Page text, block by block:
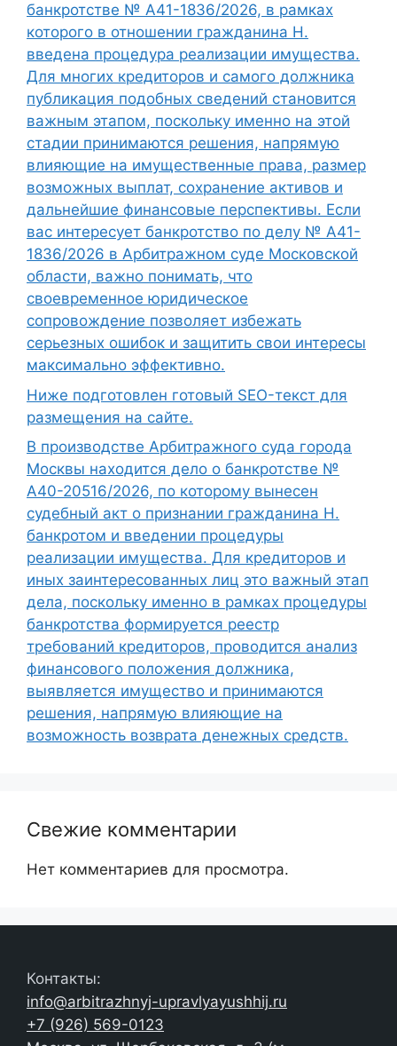
банкротстве № А41-1836/2026, в рамках
которого в отношении гражданина Н.
введена процедура реализации имущества.
Для многих кредиторов и самого должника
публикация подобных сведений становится
важным этапом, поскольку именно на этой
стадии принимаются решения, напрямую
влияющие на имущественные права, размер
возможных выплат, сохранение активов и
дальнейшие финансовые перспективы. Если
вас интересует банкротство по делу № А41-
1836/2026 в Арбитражном суде Московской
области, важно понимать, что
своевременное юридическое
сопровождение позволяет избежать
серьезных ошибок и защитить свои интересы
максимально эффективно.
Ниже подготовлен готовый SEO-текст для
размещения на сайте.
В производстве Арбитражного суда города
Москвы находится дело о банкротстве №
А40-20516/2026, по которому вынесен
судебный акт о признании гражданина Н.
банкротом и введении процедуры
реализации имущества. Для кредиторов и
иных заинтересованных лиц это важный этап
дела, поскольку именно в рамках процедуры
банкротства формируется реестр
требований кредиторов, проводится анализ
финансового положения должника,
выявляется имущество и принимаются
решения, напрямую влияющие на
возможность возврата денежных средств.
Свежие комментарии
Нет комментариев для просмотра.
Контакты:
info@arbitrazhnyj-upravlyayushhij.ru
+7 (926) 569-0123